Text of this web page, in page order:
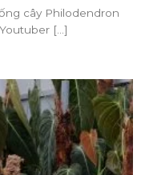
cây Philodendron
[...]